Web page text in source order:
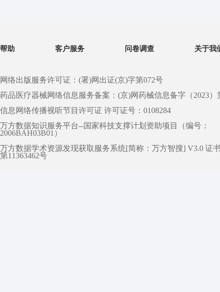
帮助 客户服务 问卷调查 关于我
网络出版服务许可证：(署)网出证(京)字第072号
药品医疗器械网络信息服务备案：(京)网药械信息备字（2023）
信息网络传播视听节目许可证 许可证号：0108284
万方数据知识服务平台--国家科技支撑计划资助项目（编号：
2006BAH03B01）
万方数据学术资源发现获取服务系统[简称：万方智搜] V3.0 证
第11363462号